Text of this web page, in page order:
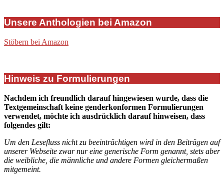
Unsere Anthologien bei Amazon
Stöbern bei Amazon
Hinweis zu Formulierungen
Nachdem ich freundlich darauf hingewiesen wurde, dass die
Textgemeinschaft keine genderkonformen Formulierungen
verwendet, möchte ich ausdrücklich darauf hinweisen, dass
folgendes gilt:
Um den Lesefluss nicht zu beeinträchtigen wird in den Beiträgen auf
unserer Webseite zwar nur eine generische Form genannt, stets aber
die weibliche, die männliche und andere Formen gleichermaßen
mitgemeint.